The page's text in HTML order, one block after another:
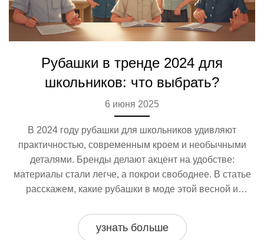
Рубашки в тренде 2024 для
школьников: что выбрать?
6 июня 2025
В 2024 году рубашки для школьников удивляют
практичностью, современным кроем и необычными
деталями. Бренды делают акцент на удобстве:
материалы стали легче, а покрои свободнее. В статье
расскажем, какие рубашки в моде этой весной и
выборе школьной одежды, и какие фасоны точно
понравятся детям. Будут полезные советы и свежие
узнать больше